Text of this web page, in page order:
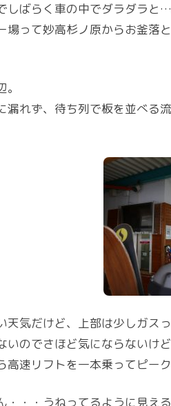
しばらく車の中でダラダラと…
場って妙高杉ノ原からお釜落
漏れず、待ち列で板を並べる
天気だけど、上部は少しガスっ
いのでさほど気にならないけ
高速リフトを一本乗ってピーク
・・・うねってるように見え